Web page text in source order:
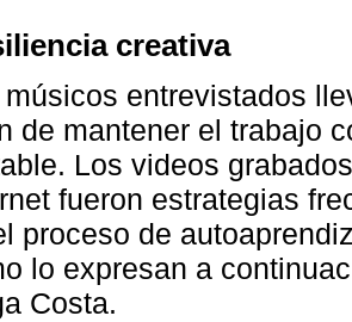
creativa
músicos entrevistados
de mantener el trabajo
Los videos
fueron estrategias
proceso de
lo expresan a
Costa.